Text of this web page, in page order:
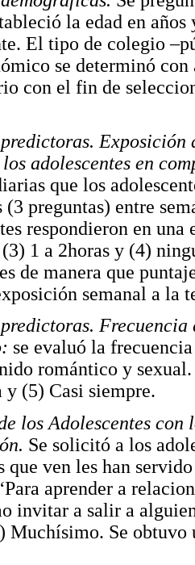
la edad en
El tipo de colegio
se determinó
con el fin de
Exposición
adolescentes en
que los
(3 preguntas) entre
respondieron en
1 a 2horas y (4)
de manera que
semanal a la
se evaluó la
romántico y
y (5) Casi siempre.
los Adolescentes
Se solicitó a los
que ven les han
aprender a
invitar a salir a
Muchísimo. Se obtuvo